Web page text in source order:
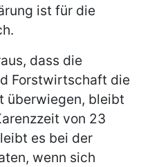
ist für die
dass die
Forstwirtschaft die
überwiegen, bleibt
von 23
es bei der
wenn sich